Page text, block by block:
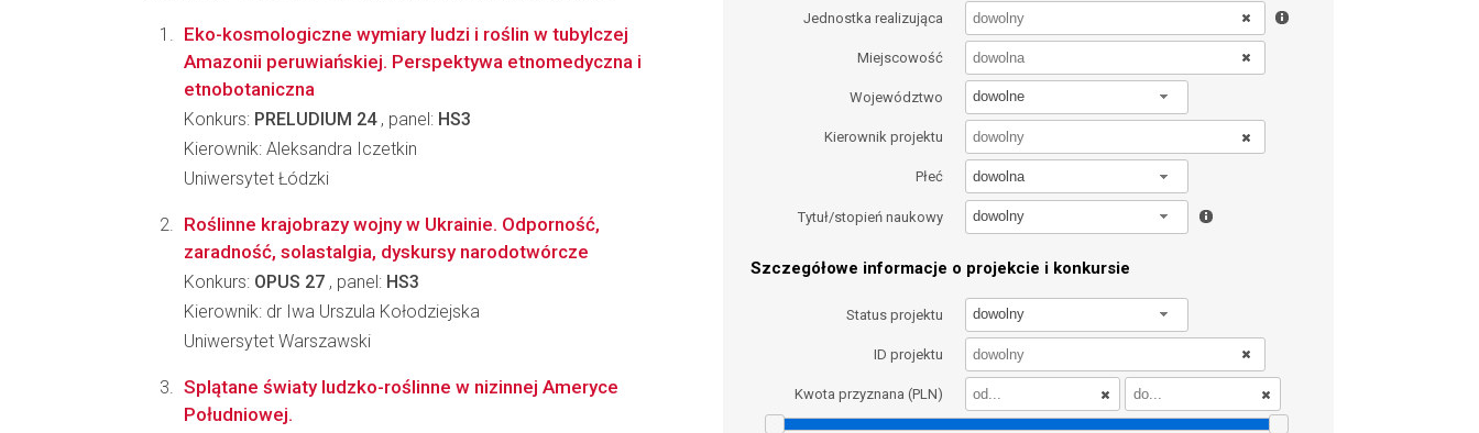
Jednostka realizująca
Miejscowość
Województwo dowolne
Kierownik projektu
Płeć dowolna
Tytuł/stopień naukowy dowolny
Szczegółowe informacje o projekcie i konkursie
Status projektu dowolny
ID projektu
Kwota przyznana (PLN)
Eko-kosmologiczne wymiary ludzi i roślin w tubylczej
Amazonii peruwiańskiej. Perspektywa etnomedyczna i
etnobotaniczna
Konkurs: PRELUDIUM 24, panel: HS3
Kierownik: Aleksandra Iczetkin
Uniwersytet Łódzki
Roślinne krajobrazy wojny w Ukrainie. Odporność,
zaradność, solastalgia, dyskursy narodotwórcze
Konkurs: OPUS 27 , panel: HS3
Kierownik: dr Iwa Urszula Kołodziejska
Uniwersytet Warszawski
Splątane światy ludzko-roślinne w nizinnej Ameryce
Południowej.